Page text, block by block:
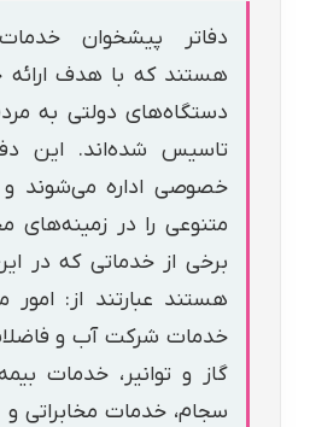
دفاتر پیشخوان
هستند که با هدف ارائه
دستگاه‌های دولتی به
تاسیس شده‌اند. این
خصوصی اداره می‌شوند و
متنوعی را در زمینه‌های
برخی از خدماتی که در
هستند عبارتند از: امور
خدمات شرکت آب و
گاز و توانیر، خدمات
سجام، خدمات مخابراتی و